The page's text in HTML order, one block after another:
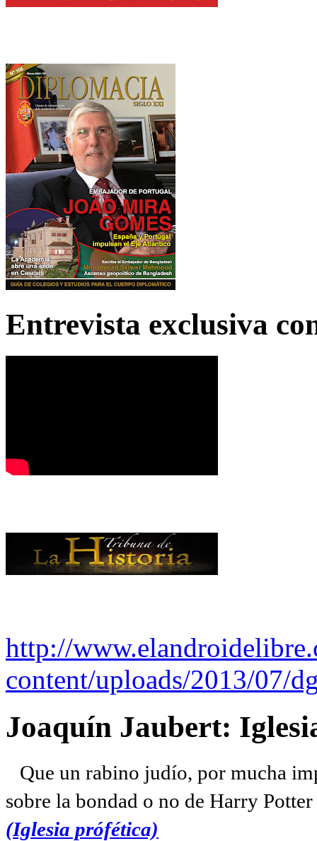
Entrevista exclusiva
http://
content/uploads/2013/07/
Joaquín Jaubert:
Que un rabino judío, por mucha
sobre la bondad o no de Harry
(Iglesia prófética)